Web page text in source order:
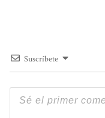
Suscríbete